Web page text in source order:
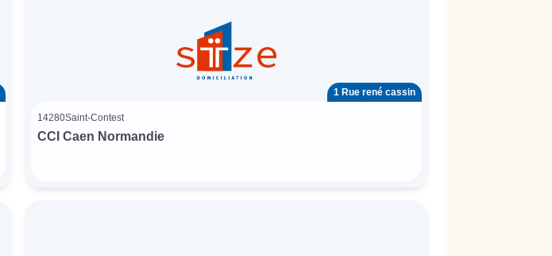
1 Rue rené cassin
14280Saint-Contest
CCI Caen Normandie